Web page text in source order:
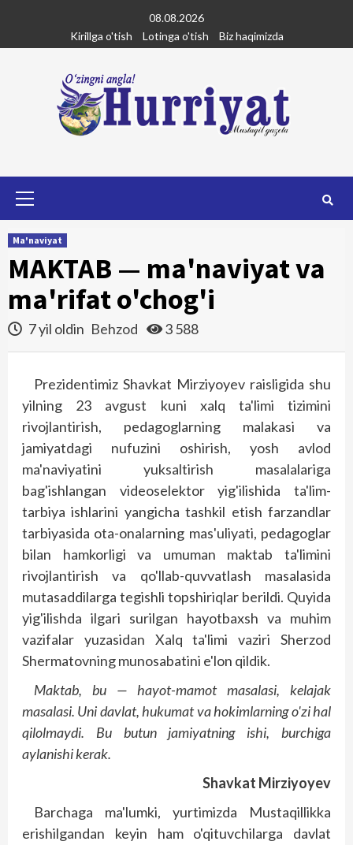
content
08.08.2026
Kirillga o'tish
Lotinga o'tish Biz haqimizda
Ma'naviyat
MAKTAB — ma'naviyat va
ma'rifat o'chog'i
7 yil oldin Behzod 3 588
Prezidentimiz Shavkat Mirziyoyev raisligida shu
yilning 23 avgust kuni xalq ta'limi tizimini
rivojlantirish, pedagoglarning malakasi va
jamiyatdagi nufuzini oshirish, yosh avlod
ma'naviyatini yuksaltirish masalalariga
bag'ishlangan videoselektor yig'ilishida ta'lim-
tarbiya ishlarini yangicha tashkil etish farzandlar
tarbiyasida ota-onalarning mas'uliyati, pedagoglar
bilan hamkorligi va umuman maktab ta'limini
rivojlantirish va qo'llab-quvvatlash masalasida
mutasaddilarga tegishli topshiriqlar berildi. Quyida
yig'ilishda ilgari surilgan hayotbaxsh va muhim
vazifalar yuzasidan Xalq ta'limi vaziri Sherzod
Shermatovning munosabatini e'lon qildik.
Maktab, bu — hayot-mamot masalasi, kelajak
masalasi. Uni davlat, hukumat va hokimlarning o'zi hal
qilolmaydi. Bu butun jamiyatning ishi, burchiga
aylanishi kerak.
Shavkat Mirziyoyev
Barchaga ma'lumki, yurtimizda Mustaqillikka
erishilgandan keyin ham o'qituvchilarga davlat